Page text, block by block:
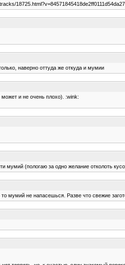
наверно оттуда же откуда и мумии
и не очень плохо). :wink:
мумий (пологаю за одно желание отколоть
не напасешься. Разве что свежие